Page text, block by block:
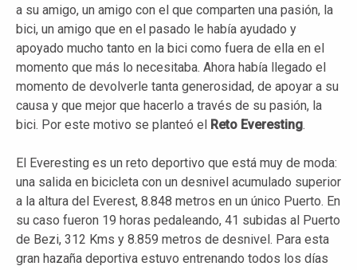
a su amigo, un amigo con el que comparten una pasión, la
bici, un amigo que en el pasado le había ayudado y
apoyado mucho tanto en la bici como fuera de ella en el
momento que más lo necesitaba. Ahora había llegado el
momento de devolverle tanta generosidad, de apoyar a su
causa y que mejor que hacerlo a través de su pasión, la
bici. Por este motivo se planteó el
Reto Everesting.
El Everesting es un reto deportivo que está muy de moda:
una salida en bicicleta con un desnivel acumulado superior
a la altura del Everest, 8.848 metros en un único Puerto. En
su caso fueron 19 horas pedaleando, 41 subidas al Puerto
de Bezi, 312 Kms y 8.859 metros de desnivel. Para esta
gran hazaña deportiva estuvo entrenando todos los días